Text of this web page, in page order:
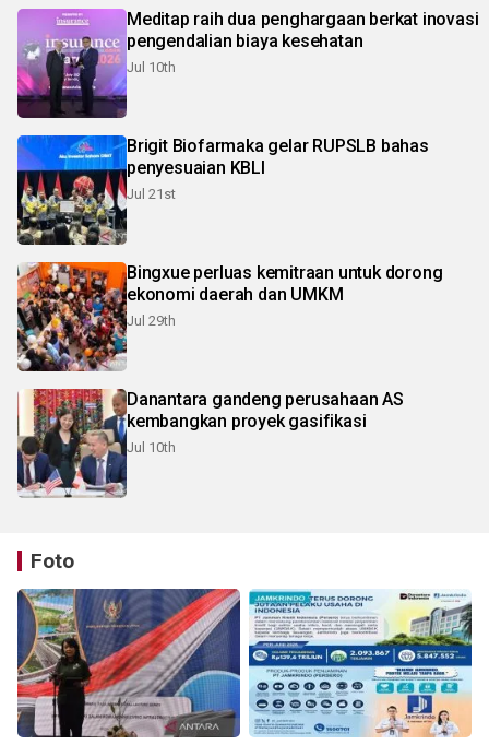
Meditap raih dua penghargaan berkat inovasi
pengendalian biaya kesehatan
Jul 10th
Brigit Biofarmaka gelar RUPSLB bahas
penyesuaian KBLI
Jul 21st
Bingxue perluas kemitraan untuk dorong
ekonomi daerah dan UMKM
Jul 29th
Danantara gandeng perusahaan AS
kembangkan proyek gasifikasi
Jul 10th
Foto